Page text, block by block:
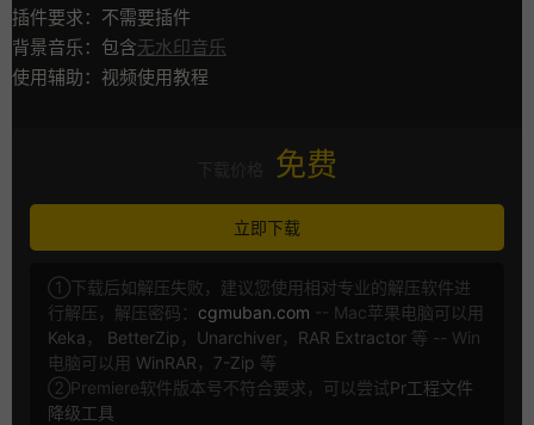
插件要求：不需要插件
背景音乐：包含无水印音乐
使用辅助：视频使用教程
免费
立即下载
①下载后如解压失败，建议您使用相对专业的解压软件进
行解压，解压密码： cgmuban.com -- Mac苹果电脑可以用
Keka ， BetterZip ， Unarchiver， RAR Extractor 等 -- Win
电脑可以用 WinRAR ， 7-Zip 等
②Premiere软件版本号不符合要求，可以尝试Pr工程文件
降级工具